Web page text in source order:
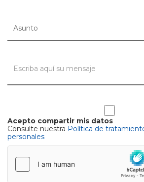
Acepto compartir mis datos
Consulte nuestra Política de
personales